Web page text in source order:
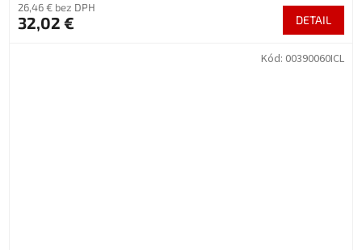
26,46 € bez DPH
32,02 € DETAIL
Kód: 00390060ICL